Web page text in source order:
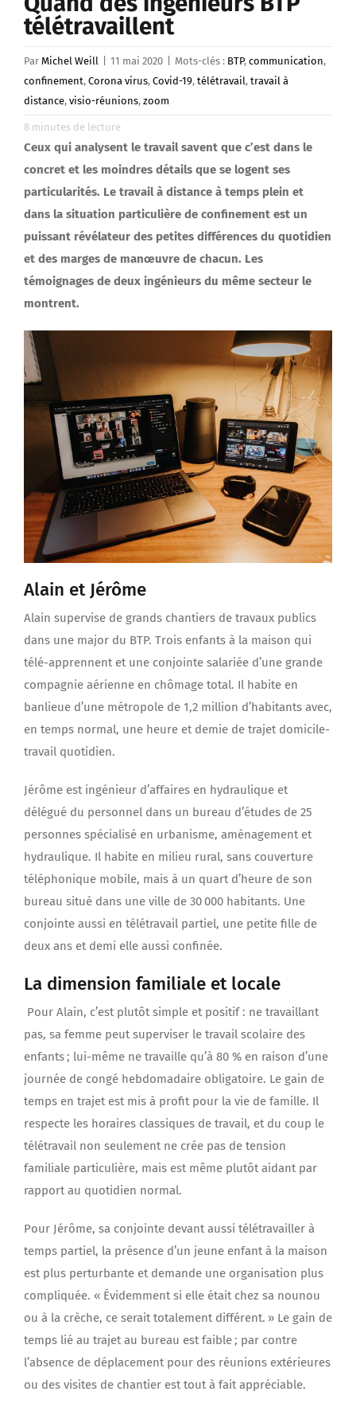
télétravaillent
Par Michel Weill 11 mai 2020 Mots-clés : BTP, communication,
confinement, Corona virus, Covid-19, télétravail, travail à
distance, visio-réunions, zoom
8 minutes de lecture
Ceux qui analysent le travail savent que c’est dans le
concret et les moindres détails que se logent ses
particularités. Le travail à distance à temps plein et
dans la situation particulière de confinement est un
puissant révélateur des petites différences du quotidien
et des marges de manœuvre de chacun. Les
témoignages de deux ingénieurs du même secteur le
montrent.
Alain et Jérôme
Alain supervise de grands chantiers de travaux publics
dans une major du BTP. Trois enfants à la maison qui
télé-apprennent et une conjointe salariée d’une grande
compagnie aérienne en chômage total. Il habite en
banlieue d’une métropole de 1,2 million d’habitants avec,
en temps normal, une heure et demie de trajet domicile-
travail quotidien.
Jérôme est ingénieur d’affaires en hydraulique et
délégué du personnel dans un bureau d’études de 25
personnes spécialisé en urbanisme, aménagement et
hydraulique. Il habite en milieu rural, sans couverture
téléphonique mobile, mais à un quart d’heure de son
bureau situé dans une ville de 30 000 habitants. Une
conjointe aussi en télétravail partiel, une petite fille de
deux ans et demi elle aussi confinée.
La dimension familiale et locale
Pour Alain, c’est plutôt simple et positif : ne travaillant
pas, sa femme peut superviser le travail scolaire des
enfants ; lui-même ne travaille qu’à 80 % en raison d’une
journée de congé hebdomadaire obligatoire. Le gain de
temps en trajet est mis à profit pour la vie de famille. Il
respecte les horaires classiques de travail, et du coup le
télétravail non seulement ne crée pas de tension
familiale particulière, mais est même plutôt aidant par
rapport au quotidien normal.
Pour Jérôme, sa conjointe devant aussi télétravailler à
temps partiel, la présence d’un jeune enfant à la maison
est plus perturbante et demande une organisation plus
compliquée. « Évidemment si elle était chez sa nounou
ou à la crèche, ce serait totalement différent. » Le gain de
temps lié au trajet au bureau est faible ; par contre
l’absence de déplacement pour des réunions extérieures
ou des visites de chantier est tout à fait appréciable.